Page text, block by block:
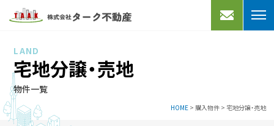
売りたい
不動産売却
買取プラン
よくあるご質問
LAND
宅地分譲・売地
物件一覧
HOME> 購入物件> 宅地分譲・売地